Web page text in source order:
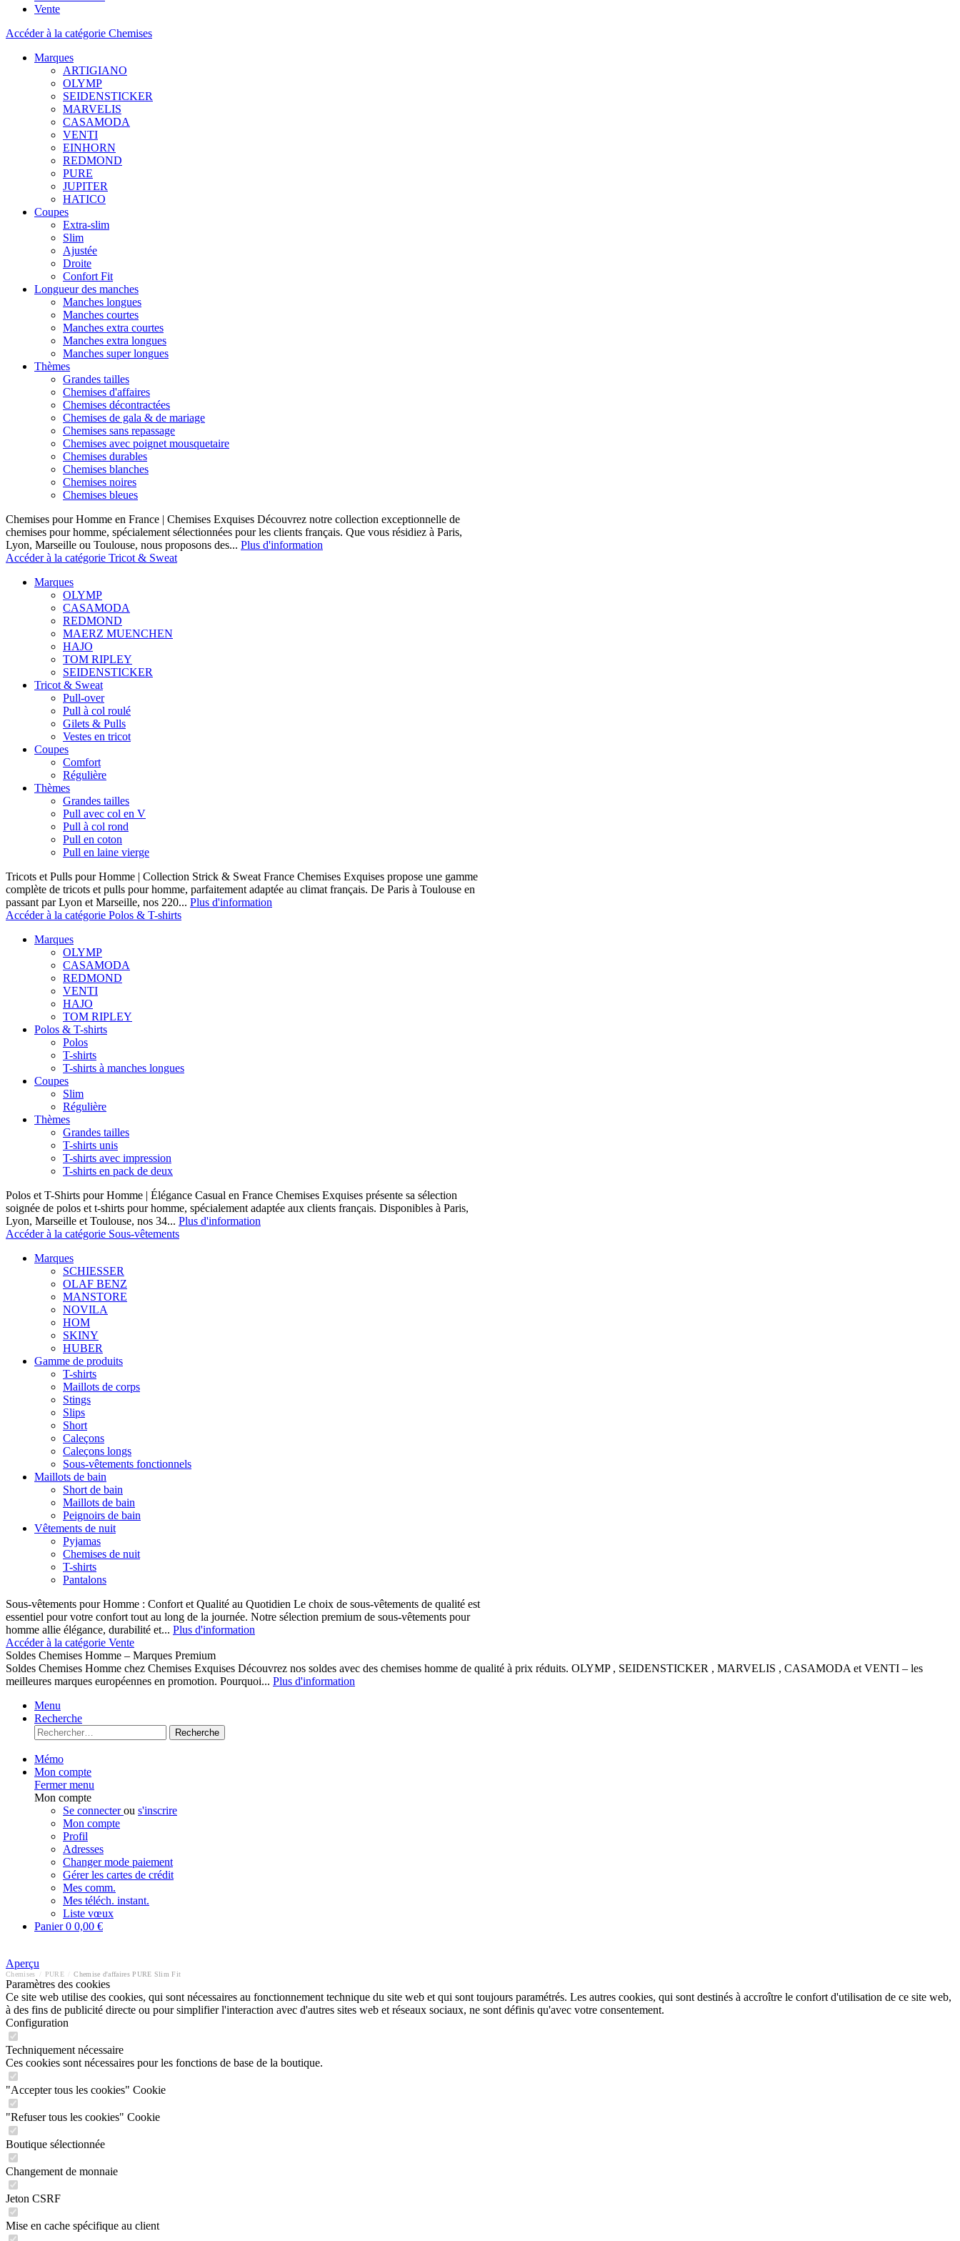
Vente
Accéder à la catégorie Chemises
Marques
ARTIGIANO
OLYMP
SEIDENSTICKER
MARVELIS
CASAMODA
VENTI
EINHORN
REDMOND
PURE
JUPITER
HATICO
Coupes
Extra-slim
Slim
Ajustée
Droite
Confort Fit
Longueur des manches
Manches longues
Manches courtes
Manches extra courtes
Manches extra longues
Manches super longues
Thèmes
Grandes tailles
Chemises d'affaires
Chemises décontractées
Chemises de gala & de mariage
Chemises sans repassage
Chemises avec poignet mousquetaire
Chemises durables
Chemises blanches
Chemises noires
Chemises bleues
Chemises pour Homme en France | Chemises Exquises Découvrez notre collection exceptionnelle de
chemises pour homme, spécialement sélectionnées pour les clients français. Que vous résidiez à Paris,
Lyon, Marseille ou Toulouse, nous proposons des... Plus d'information
Accéder à la catégorie Tricot & Sweat
Marques
OLYMP
CASAMODA
REDMOND
MAERZ MUENCHEN
HAJO
TOM RIPLEY
SEIDENSTICKER
Tricot & Sweat
Pull-over
Pull à col roulé
Gilets & Pulls
Vestes en tricot
Coupes
Comfort
Régulière
Thèmes
Grandes tailles
Pull avec col en V
Pull à col rond
Pull en coton
Pull en laine vierge
Tricots et Pulls pour Homme | Collection Strick & Sweat France Chemises Exquises propose une gamme
complète de tricots et pulls pour homme, parfaitement adaptée au climat français. De Paris à Toulouse en
passant par Lyon et Marseille, nos 220... Plus d'information
Accéder à la catégorie Polos & T-shirts
Marques
OLYMP
CASAMODA
REDMOND
VENTI
HAJO
TOM RIPLEY
Polos & T-shirts
Polos
T-shirts
T-shirts à manches longues
Coupes
Slim
Régulière
Thèmes
Grandes tailles
T-shirts unis
T-shirts avec impression
T-shirts en pack de deux
Polos et T-Shirts pour Homme | Élégance Casual en France Chemises Exquises présente sa sélection
soignée de polos et t-shirts pour homme, spécialement adaptée aux clients français. Disponibles à Paris,
Lyon, Marseille et Toulouse, nos 34... Plus d'information
Accéder à la catégorie Sous-vêtements
Marques
SCHIESSER
OLAF BENZ
MANSTORE
NOVILA
HOM
SKINY
HUBER
Gamme de produits
T-shirts
Maillots de corps
Stings
Slips
Short
Caleçons
Caleçons longs
Sous-vêtements fonctionnels
Maillots de bain
Short de bain
Maillots de bain
Peignoirs de bain
Vêtements de nuit
Pyjamas
Chemises de nuit
T-shirts
Pantalons
Sous-vêtements pour Homme : Confort et Qualité au Quotidien Le choix de sous-vêtements de qualité est
essentiel pour votre confort tout au long de la journée. Notre sélection premium de sous-vêtements pour
homme allie élégance, durabilité et... Plus d'information
Accéder à la catégorie Vente
Soldes Chemises Homme – Marques Premium
Soldes Chemises Homme chez Chemises Exquises Découvrez nos soldes avec des chemises homme de qualité à prix réduits. OLYMP , SEIDENSTICKER , MARVELIS , CASAMODA et VENTI – les
meilleures marques européennes en promotion. Pourquoi... Plus d'information
Menu
Recherche
Recherche
Mémo
Mon compte
Fermer menu
Mon compte
Se connecterou s'inscrire
Mon compte
Profil
Adresses
Changer mode paiement
Gérer les cartes de crédit
Mes comm.
Mes téléch. instant.
Liste vœux
Panier0 0,00 €
Aperçu
Chemises PURE Chemise d'affaires PURE Slim Fit
Paramètres des cookies
Ce site web utilise des cookies, qui sont nécessaires au fonctionnement technique du site web et qui sont toujours paramétrés. Les autres cookies, qui sont destinés à accroître le confort d'utilisation de ce site web,
à des fins de publicité directe ou pour simplifier l'interaction avec d'autres sites web et réseaux sociaux, ne sont définis qu'avec votre consentement.
Configuration
Techniquement nécessaire
Ces cookies sont nécessaires pour les fonctions de base de la boutique.
"Accepter tous les cookies" Cookie
"Refuser tous les cookies" Cookie
Boutique sélectionnée
Changement de monnaie
Jeton CSRF
Mise en cache spécifique au client